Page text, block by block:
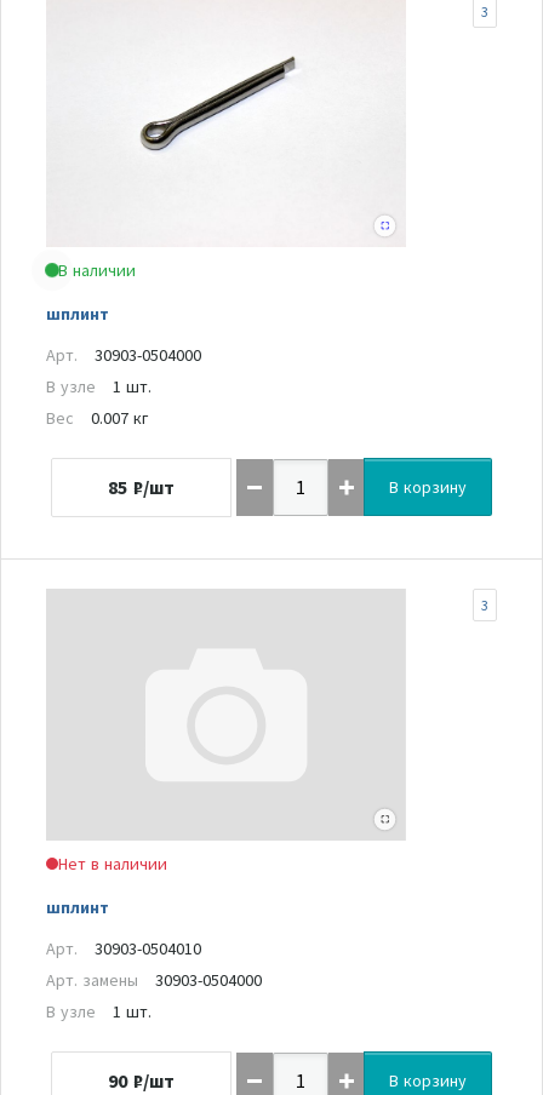
В наличии
шплинт
3
Арт.
30903-0504000
В узле
1 шт.
Вес
0.007 кг
85 ₽/шт В корзину
Нет в наличии
шплинт
3
Арт.
30903-0504010
Арт. замены
30903-0504000
В узле
1 шт.
90 ₽/шт В корзину